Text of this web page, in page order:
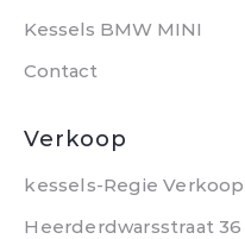
Kessels BMW MINI
Contact
Verkoop
kessels-Regie Verkoop
Heerderdwarsstraat 36